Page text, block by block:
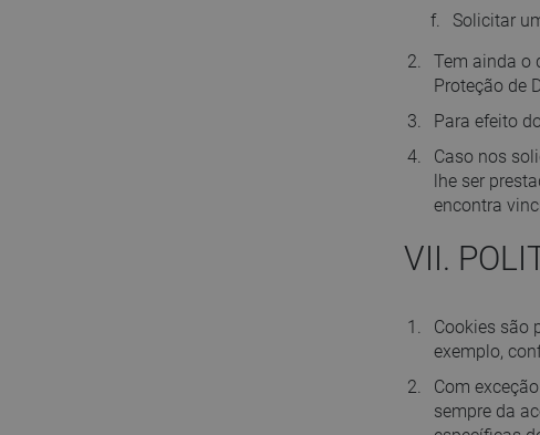
Solicitar
Tem ainda o
Proteção de
Para efeito
Caso nos
lhe ser
encontra
VII.
Cookies são
exemplo,
Com
sempre da